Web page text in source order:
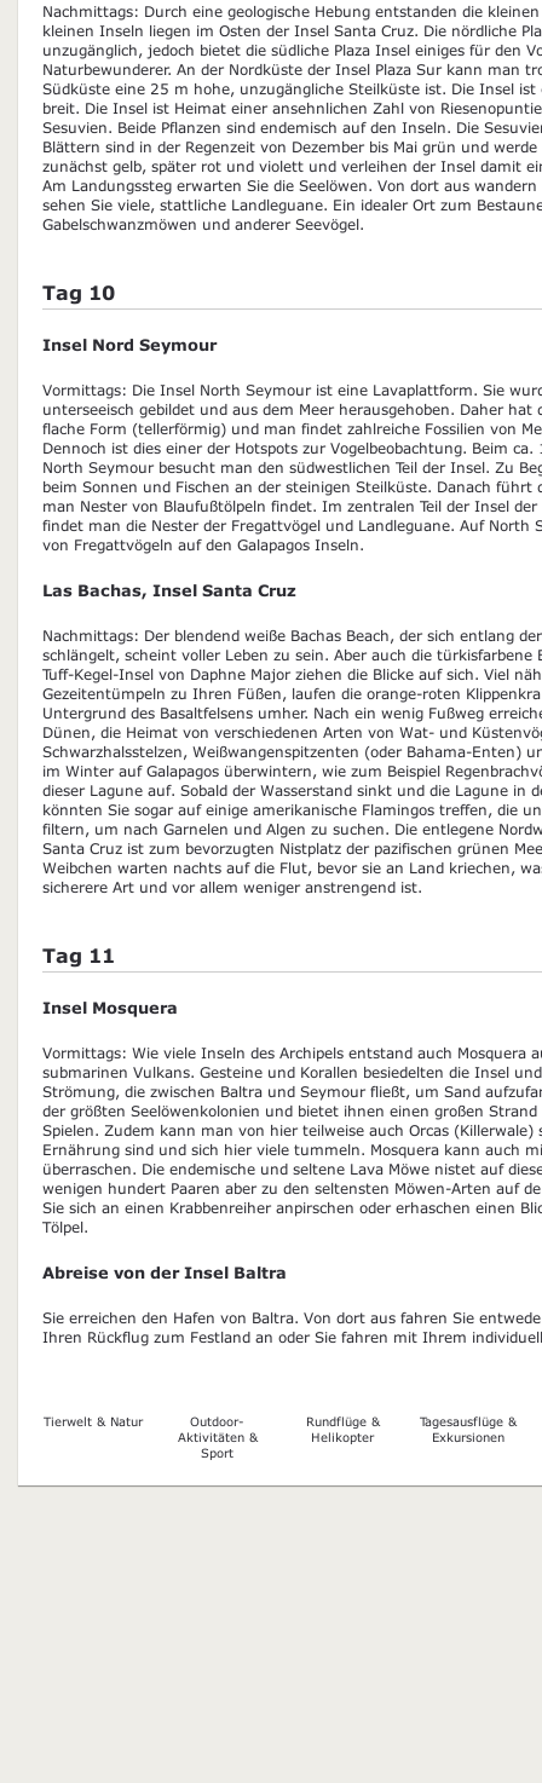
Nachmittags: Durch eine geologische Hebung entstanden die
kleinen Inseln liegen im Osten der Insel Santa Cruz. Die nördliche
unzugänglich, jedoch bietet die südliche Plaza Insel einiges für den
Naturbewunderer. An der Nordküste der Insel Plaza Sur kann man
Südküste eine 25 m hohe, unzugängliche Steilküste ist. Die Insel
breit. Die Insel ist Heimat einer ansehnlichen Zahl von
Sesuvien. Beide Pflanzen sind endemisch auf den Inseln. Die
Blättern sind in der Regenzeit von Dezember bis Mai grün und
zunächst gelb, später rot und violett und verleihen der Insel damit
Am Landungssteg erwarten Sie die Seelöwen. Von dort aus
sehen Sie viele, stattliche Landleguane. Ein idealer Ort zum
Gabelschwanzmöwen und anderer Seevögel.
Tag 10
Insel Nord Seymour
Vormittags: Die Insel North Seymour ist eine Lavaplattform. Sie
unterseeisch gebildet und aus dem Meer herausgehoben. Daher hat
flache Form (tellerförmig) und man findet zahlreiche Fossilien von
Dennoch ist dies einer der Hotspots zur Vogelbeobachtung. Beim
North Seymour besucht man den südwestlichen Teil der Insel. Zu
beim Sonnen und Fischen an der steinigen Steilküste. Danach führt
man Nester von Blaufußtölpeln findet. Im zentralen Teil der Insel
findet man die Nester der Fregattvögel und Landleguane. Auf North
von Fregattvögeln auf den Galapagos Inseln.
Las Bachas, Insel Santa Cruz
Nachmittags: Der blendend weiße Bachas Beach, der sich entlang
schlängelt, scheint voller Leben zu sein. Aber auch die
Tuff-Kegel-Insel von Daphne Major ziehen die Blicke auf sich. Viel
Gezeitentümpeln zu Ihren Füßen, laufen die orange-roten
Untergrund des Basaltfelsens umher. Nach ein wenig Fußweg
Dünen, die Heimat von verschiedenen Arten von Wat- und
Schwarzhalsstelzen, Weißwangenspitzenten (oder Bahama-Enten)
im Winter auf Galapagos überwintern, wie zum Beispiel
dieser Lagune auf. Sobald der Wasserstand sinkt und die Lagune in
könnten Sie sogar auf einige amerikanische Flamingos treffen, die
filtern, um nach Garnelen und Algen zu suchen. Die entlegene
Santa Cruz ist zum bevorzugten Nistplatz der pazifischen grünen
Weibchen warten nachts auf die Flut, bevor sie an Land kriechen,
sicherere Art und vor allem weniger anstrengend ist.
Tag 11
Insel Mosquera
Vormittags: Wie viele Inseln des Archipels entstand auch Mosquera
submarinen Vulkans. Gesteine und Korallen besiedelten die Insel
Strömung, die zwischen Baltra und Seymour fließt, um Sand
der größten Seelöwenkolonien und bietet ihnen einen großen
Spielen. Zudem kann man von hier teilweise auch Orcas (Killerwale)
Ernährung sind und sich hier viele tummeln. Mosquera kann auch
überraschen. Die endemische und seltene Lava Möwe nistet auf
wenigen hundert Paaren aber zu den seltensten Möwen-Arten auf
Sie sich an einen Krabbenreiher anpirschen oder erhaschen einen
Tölpel.
Abreise von der Insel Baltra
Sie erreichen den Hafen von Baltra. Von dort aus fahren Sie
Ihren Rückflug zum Festland an oder Sie fahren mit Ihrem
Tierwelt & Natur
Outdoor-
Aktivitäten &
Sport
Rundflüge &
Helikopter
Tagesausflüge &
Exkursionen